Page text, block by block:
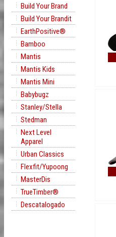
Build Your Brand
Build Your Brandit
EarthPositive®
Bamboo
Mantis
Mantis Kids
Mantis Mini
Babybugz
Stanley/Stella
Stedman
Next Level
Apparel
Urban Classics
Flexfit/Yupoong
MasterDis
TrueTimber®
Descatalogado